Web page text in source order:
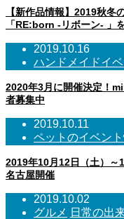
【新作品情報】2019秋冬
「RE:born -リボーン- 」
2019.10.16
ハンドメイドイ
2020年3月に開催決定！
者募集中
2019.10.11
ペットのイベン
2019年10月12日（土）～
名古屋開催
2019.10.02
グルメ 日常の出